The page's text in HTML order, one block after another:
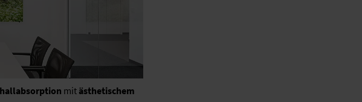
mit ästhetischem